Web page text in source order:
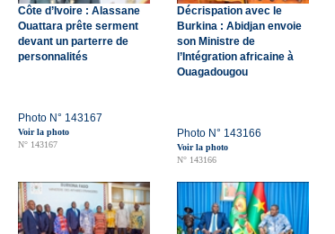
Côte d’Ivoire : Alassane
Ouattara prête serment
devant un parterre de
personnalités
Photo N° 143167
Voir la photo
N° 143167
Décrispation avec le
Burkina : Abidjan envoie
son Ministre de
l’Intégration africaine à
Ouagadougou
Photo N° 143166
Voir la photo
N° 143166